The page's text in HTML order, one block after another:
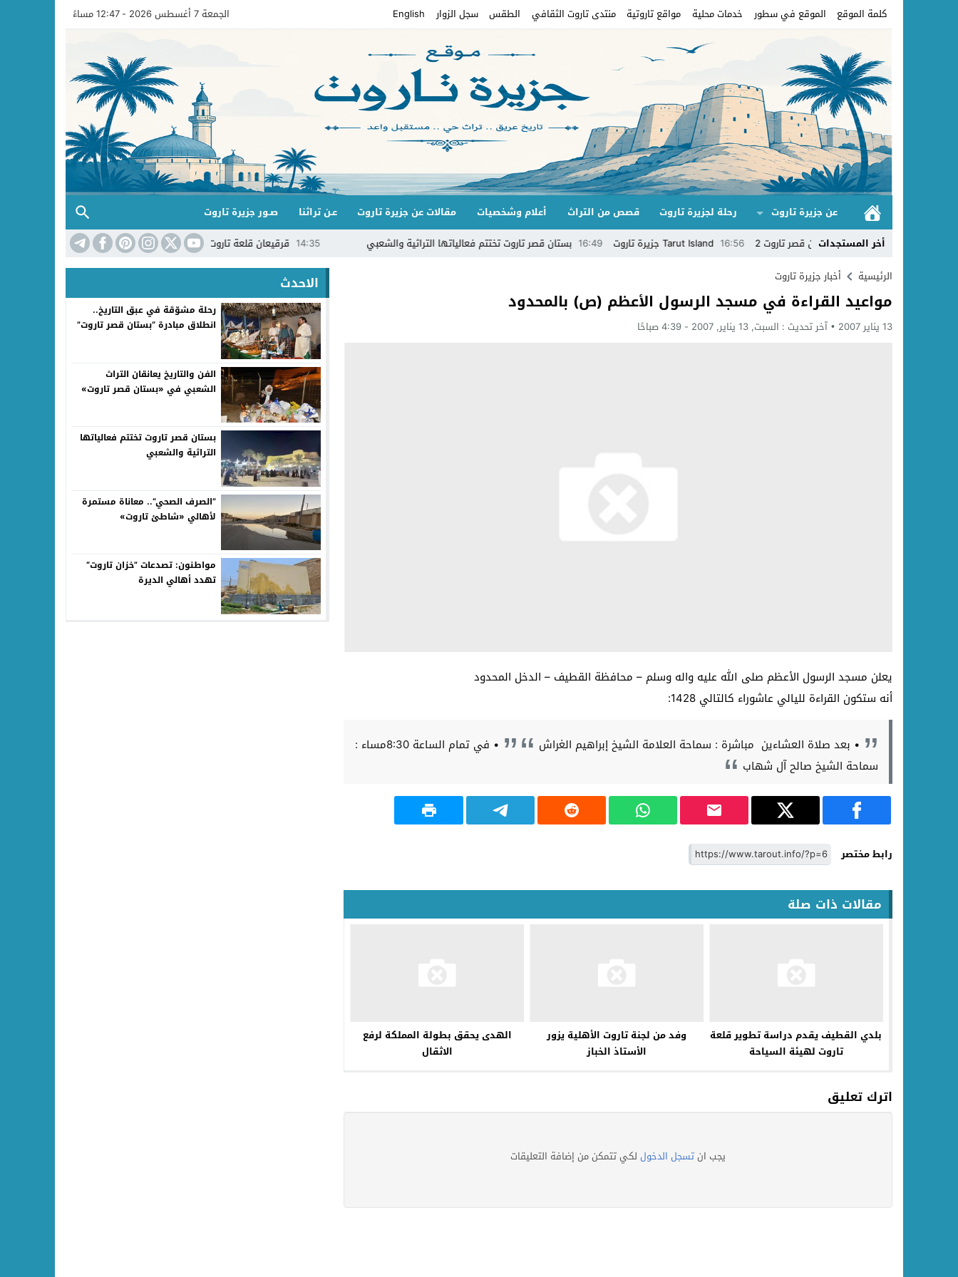
كلمة الموقع الموقع في سطور خدمات محلية مواقع تاروتية منتدى تاروت الثقافي الطقس سجل الزوار English الجمعة 7 أغسطس 2026 - 12:47 مساءً
عن جزيرة تاروت رحلة لجزيرة تاروت قصص من التراث أعلام وشخصيات مقالات عن جزيرة تاروت عـن تراثنا
صـور جزيرة تاروت
أخر المستجدات
قرقيعان قلعة تاروت غير مبادرة بستان تاروت لليل 14:32 رحلة مشوّقة في عبق 14:22 بستان قصر تاروت 2 16:56 Tarut Island جزيرة تاروت 16:49 بستان قصر تاروت تختتم فعالياتها التراثية والشعبي
الرئيسية
أخبار جزيرة تاروت
مواعيد القراءة في مسجد الرسول الأعظم (ص) بالمحدود
13 يناير 2007 آخر تحديث : السبت, 13 يناير, 2007 - 4:39 صباحًا
يعلن مسجد الرسول الأعظم صلى الله عليه واله وسلم – محافظة القطيف – الدخل المحدود
أنه ستكون القراءة لليالي عاشوراء كالتالي 1428:
• بعد صلاة العشاءين مباشرة : سماحة العلامة الشيخ إبراهيم الغراش
• في تمام الساعة 8:30مساء :
سماحة الشيخ صالح آل شهاب
رابط مختصر
مقالات ذات صلة
بلدي القطيف يقدم دراسة تطوير قلعة
تاروت لهيئة السياحة
وفد من لجنة تاروت الأهلية يزور
الأستاذ الخباز
الهدى يحقق بطولة المملكة لرفع
الاثقال
اترك تعليق
يجب ان تسجل الدخول لكي تتمكن من إضافة التعليقات
الاحدث
رحلة مشوّقة في عبق التاريخ..
انطلاق مبادرة “بستان قصر تاروت”
الفن والتاريخ يعانقان التراث
الشعبي في «بستان قصر تاروت»
بستان قصر تاروت تختتم فعالياتها
التراثية والشعبي
”الصرف الصحي“.. معاناة مستمرة
لأهالي «شاطئ تاروت»
مواطنون: تصدعات ”خزان تاروت“
تهدد أهالي الديرة